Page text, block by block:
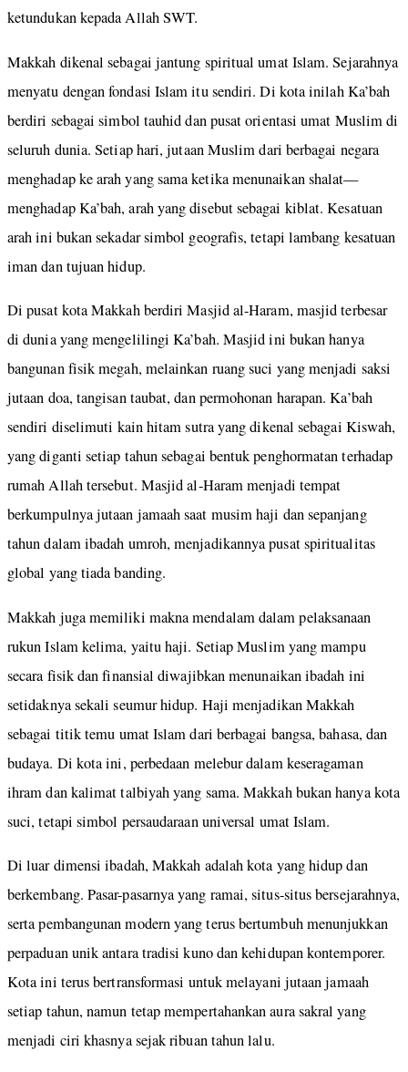
ketundukan kepada Allah SWT.
Makkah dikenal sebagai jantung spiritual umat Islam. Sejarahnya
menyatu dengan fondasi Islam itu sendiri. Di kota inilah Ka’bah
berdiri sebagai simbol tauhid dan pusat orientasi umat Muslim di
seluruh dunia. Setiap hari, jutaan Muslim dari berbagai negara
menghadap ke arah yang sama ketika menunaikan shalat—
menghadap Ka’bah, arah yang disebut sebagai kiblat. Kesatuan
arah ini bukan sekadar simbol geografis, tetapi lambang kesatuan
iman dan tujuan hidup.
Di pusat kota Makkah berdiri Masjid al-Haram, masjid terbesar
di dunia yang mengelilingi Ka’bah. Masjid ini bukan hanya
bangunan fisik megah, melainkan ruang suci yang menjadi saksi
jutaan doa, tangisan taubat, dan permohonan harapan. Ka’bah
sendiri diselimuti kain hitam sutra yang dikenal sebagai Kiswah,
yang diganti setiap tahun sebagai bentuk penghormatan terhadap
rumah Allah tersebut. Masjid al-Haram menjadi tempat
berkumpulnya jutaan jamaah saat musim haji dan sepanjang
tahun dalam ibadah umroh, menjadikannya pusat spiritualitas
global yang tiada banding.
Makkah juga memiliki makna mendalam dalam pelaksanaan
rukun Islam kelima, yaitu haji. Setiap Muslim yang mampu
secara fisik dan finansial diwajibkan menunaikan ibadah ini
setidaknya sekali seumur hidup. Haji menjadikan Makkah
sebagai titik temu umat Islam dari berbagai bangsa, bahasa, dan
budaya. Di kota ini, perbedaan melebur dalam keseragaman
ihram dan kalimat talbiyah yang sama. Makkah bukan hanya kota
suci, tetapi simbol persaudaraan universal umat Islam.
Di luar dimensi ibadah, Makkah adalah kota yang hidup dan
berkembang. Pasar-pasarnya yang ramai, situs-situs bersejarahnya,
serta pembangunan modern yang terus bertumbuh menunjukkan
perpaduan unik antara tradisi kuno dan kehidupan kontemporer.
Kota ini terus bertransformasi untuk melayani jutaan jamaah
setiap tahun, namun tetap mempertahankan aura sakral yang
menjadi ciri khasnya sejak ribuan tahun lalu.